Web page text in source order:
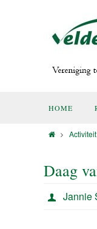
HOME
Activiteit
Daag
Jannie